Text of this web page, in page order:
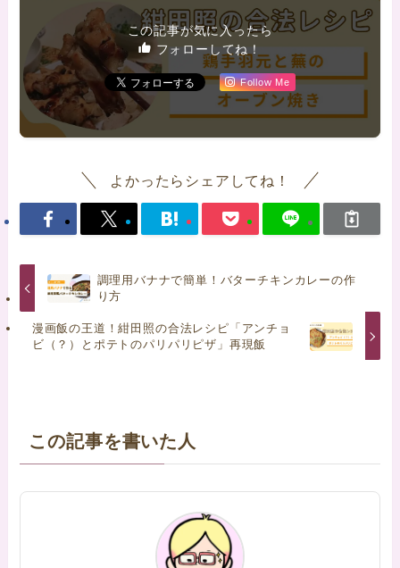
この記事が気に入ったら
フォローしてね！
Follow Me
よかったらシェアしてね！
調理用バナナで簡単！バターチキンカレーの作
り方
漫画飯の王道！紺田照の合法レシピ「アンチョ
ビ（？）とポテトのパリパリピザ」再現飯
この記事を書いた人